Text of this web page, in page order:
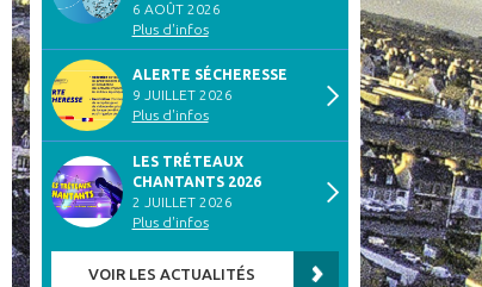
6 AOÛT 2026
Plus d'infos
ALERTE SÉCHERESSE
9 JUILLET 2026
Plus d'infos
LES TRÉTEAUX
CHANTANTS 2026
2 JUILLET 2026
Plus d'infos
VOIR LES ACTUALITÉS